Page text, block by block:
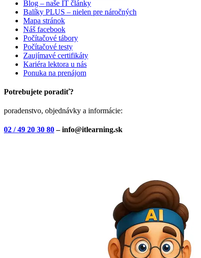
Blog – naše IT články
Balíky PLUS – nielen pre náročných
Mapa stránok
Náš facebook
Počítačové tábory
Počítačové testy
Zaujímavé certifikáty
Kariéra lektora u nás
Ponuka na prenájom
Potrebujete poradiť?
poradenstvo, objednávky a informácie:
02 / 49 20 30 80– info@itlearning.sk